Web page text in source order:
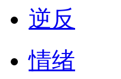
逆反
情绪